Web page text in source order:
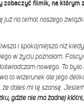
zobaczyć filmik, na którym
na temat naszego
i spokojniejsza niż
w życiu poznałam.
nowego. To
to wizerunek ale jego
dałeś mi tę szansę.
gdzie nie ma żadnej